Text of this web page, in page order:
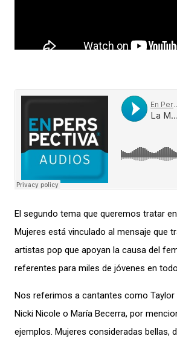
El segundo tema que queremos tratar
Mujeres está vinculado al mensaje que
artistas pop que apoyan la causa del
referentes para miles de jóvenes en
Nos referimos a cantantes como Taylor
Nicki Nicole o María Becerra, por
ejemplos. Mujeres consideradas bellas,